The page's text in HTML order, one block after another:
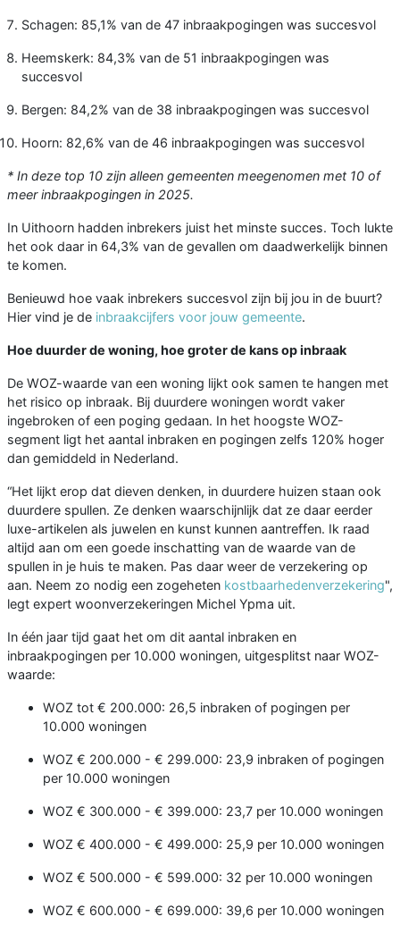
Schagen: 85,1% van de 47 inbraakpogingen was succesvol
Heemskerk: 84,3% van de 51 inbraakpogingen was
succesvol
Bergen: 84,2% van de 38 inbraakpogingen was succesvol
Hoorn: 82,6% van de 46 inbraakpogingen was succesvol
* In deze top 10 zijn alleen gemeenten meegenomen met 10 of
meer inbraakpogingen in 2025.
In Uithoorn hadden inbrekers juist het minste succes. Toch lukte
het ook daar in 64,3% van de gevallen om daadwerkelijk binnen
te komen.
Benieuwd hoe vaak inbrekers succesvol zijn bij jou in de buurt?
Hier vind je de inbraakcijfers voor jouw gemeente.
Hoe duurder de woning, hoe groter de kans op inbraak
De WOZ-waarde van een woning lijkt ook samen te hangen met
het risico op inbraak. Bij duurdere woningen wordt vaker
ingebroken of een poging gedaan. In het hoogste WOZ-
segment ligt het aantal inbraken en pogingen zelfs 120% hoger
dan gemiddeld in Nederland.
“Het lijkt erop dat dieven denken, in duurdere huizen staan ook
duurdere spullen. Ze denken waarschijnlijk dat ze daar eerder
luxe-artikelen als juwelen en kunst kunnen aantreffen. Ik raad
altijd aan om een goede inschatting van de waarde van de
spullen in je huis te maken. Pas daar weer de verzekering op
aan. Neem zo nodig een zogeheten kostbaarhedenverzekering",
legt expert woonverzekeringen Michel Ypma uit.
In één jaar tijd gaat het om dit aantal inbraken en
inbraakpogingen per 10.000 woningen, uitgesplitst naar WOZ-
waarde:
WOZ tot € 200.000: 26,5 inbraken of pogingen per
10.000 woningen
WOZ € 200.000 - € 299.000: 23,9 inbraken of pogingen
per 10.000 woningen
WOZ € 300.000 - € 399.000: 23,7 per 10.000 woningen
WOZ € 400.000 - € 499.000: 25,9 per 10.000 woningen
WOZ € 500.000 - € 599.000: 32 per 10.000 woningen
WOZ € 600.000 - € 699.000: 39,6 per 10.000 woningen